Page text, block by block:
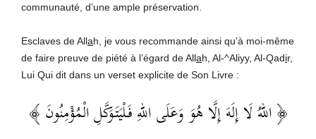
communauté, d’une ample préservation.
Esclaves de Allah, je vous recommande ainsi qu’à moi-même
de faire preuve de piété à l’égard de Allah, Al-^Aliyy, Al-Qadir,
Lui Qui dit dans un verset explicite de Son Livre :
﴿اللهُ لَا إِلَهَ إِلَّا هُوَ وَعَلَى اللهِ فَلْيَتَوَكَّلِ الْمُؤْمِنُونَ ﴾